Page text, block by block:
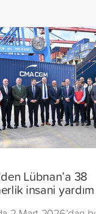
Lübnan’a 38
insani yardım